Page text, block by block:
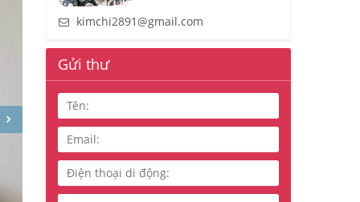
kimchi2891@gmail.com
Gửi thư